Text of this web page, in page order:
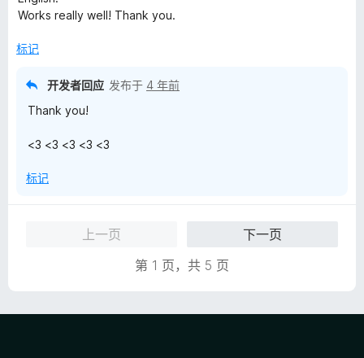
5
Works really well! Thank you.
标记
开发者回应 发布于 4 年前
Thank you!
<3 <3 <3 <3 <3
标记
上一页
下一页
第 1 页，共 5 页